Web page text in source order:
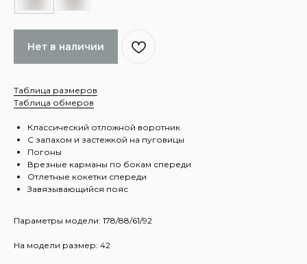
Нет в наличии
Таблица размеров
Таблица обмеров
Классический отложной воротник
С запахом и застежкой на пуговицы
Погоны
Врезные карманы по бокам спереди
Отлетные кокетки спереди
Завязывающийся пояс
Параметры модели: 178/88/61/92
На модели размер: 42